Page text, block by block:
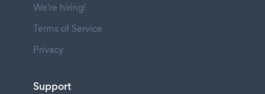
We're hiring!
Terms of Service
Privacy
Support